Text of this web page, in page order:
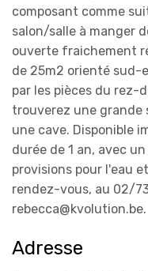
composant comme
salon/salle à manger
ouverte fraichement
de 25m2 orienté sud-
par les pièces du rez-
trouverez une grande
une cave. Disponible
durée de 1 an, avec
provisions pour l'eau
rendez-vous, au 02/
rebecca@kvolution.be.
Adresse